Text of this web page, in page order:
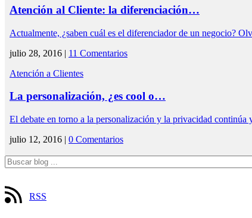
Atención al Cliente: la diferenciación…
Actualmente, ¿saben cuál es el diferenciador de un negocio?
julio 28, 2016 | 11 Comentarios
Atención a Clientes
La personalización, ¿es cool o…
El debate en torno a la personalización y la privacidad continúa
julio 12, 2016 | 0 Comentarios
RSS